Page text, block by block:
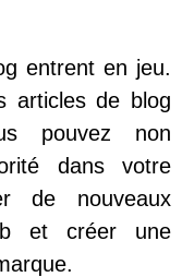
entrent en jeu.
articles de blog
pouvez non
dans votre
de nouveaux
et créer une